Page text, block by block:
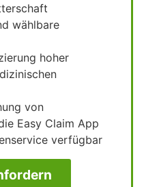
wählbare
hoher
von
Easy Claim App
verfügbar